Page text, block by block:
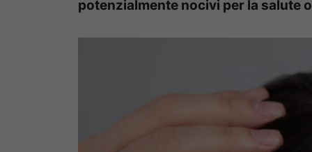
potenzialmente nocivi per la salute